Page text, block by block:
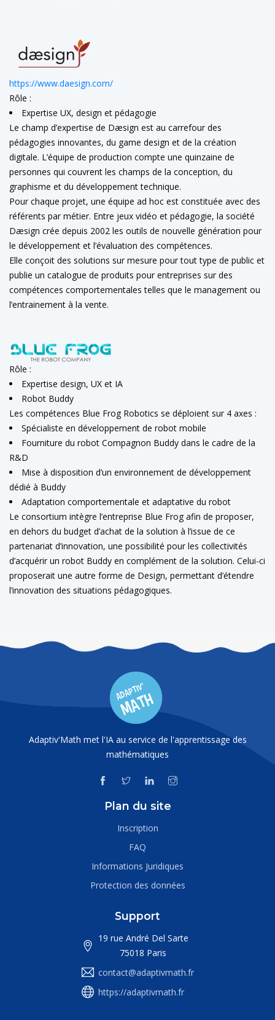
https://www.daesign.com/
Rôle :
Expertise UX, design et pédagogie
Le champ d’expertise de Dæsign est au carrefour des
pédagogies innovantes, du game design et de la création
digitale. L’équipe de production compte une quinzaine de
personnes qui couvrent les champs de la conception, du
graphisme et du développement technique.
Pour chaque projet, une équipe ad hoc est constituée avec des
référents par métier. Entre jeux vidéo et pédagogie, la société
Dæsign crée depuis 2002 les outils de nouvelle génération pour
le développement et l’évaluation des compétences.
Elle conçoit des solutions sur mesure pour tout type de public et
publie un catalogue de produits pour entreprises sur des
compétences comportementales telles que le management ou
l’entrainement à la vente.
Rôle :
Expertise design, UX et IA
Robot Buddy
Les compétences Blue Frog Robotics se déploient sur 4 axes :
Spécialiste en développement de robot mobile
Fourniture du robot Compagnon Buddy dans le cadre de la
R&D
Mise à disposition d’un environnement de développement
dédié à Buddy
Adaptation comportementale et adaptative du robot
Le consortium intègre l’entreprise Blue Frog afin de proposer,
en dehors du budget d’achat de la solution à l’issue de ce
partenariat d’innovation, une possibilité pour les collectivités
d’acquérir un robot Buddy en complément de la solution. Celui-ci
proposerait une autre forme de Design, permettant d’étendre
l’innovation des situations pédagogiques.
Adaptiv'Math met l'IA au service de l'apprentissage des
mathématiques
Plan du site
Inscription
FAQ
Informations Juridiques
Protection des données
Support
19 rue André Del Sarte
75018 Paris
contact@adaptivmath.fr
https://adaptivmath.fr